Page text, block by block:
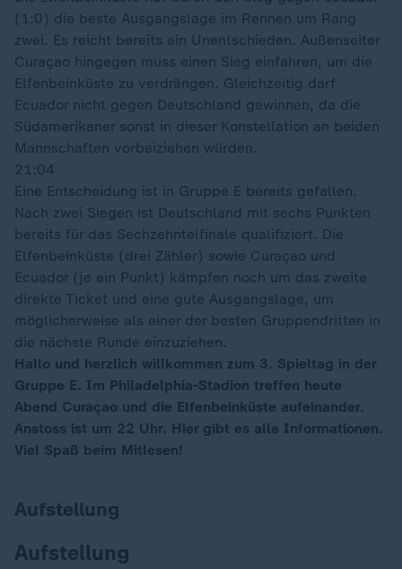
(1:0) die beste Ausgangslage im Rennen um Rang
zwei. Es reicht bereits ein Unentschieden. Außenseiter
Curaçao hingegen muss einen Sieg einfahren, um die
Elfenbeinküste zu verdrängen. Gleichzeitig darf
Ecuador nicht gegen Deutschland gewinnen, da die
Südamerikaner sonst in dieser Konstellation an beiden
Mannschaften vorbeiziehen würden.
21:04
Eine Entscheidung ist in Gruppe E bereits gefallen.
Nach zwei Siegen ist Deutschland mit sechs Punkten
bereits für das Sechzehntelfinale qualifiziert. Die
Elfenbeinküste (drei Zähler) sowie Curaçao und
Ecuador (je ein Punkt) kämpfen noch um das zweite
direkte Ticket und eine gute Ausgangslage, um
möglicherweise als einer der besten Gruppendritten in
die nächste Runde einzuziehen.
Hallo und herzlich willkommen zum 3. Spieltag in der
Gruppe E. Im Philadelphia-Stadion treffen heute
Abend Curaçao und die Elfenbeinküste aufeinander.
Anstoss ist um 22 Uhr. Hier gibt es alle Informationen.
Viel Spaß beim Mitlesen!
Aufstellung
Aufstellung